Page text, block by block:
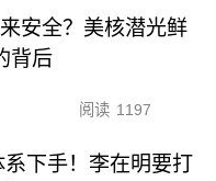
安全？美核潜光鲜
背后
阅读 1197
系下手！李在明要打